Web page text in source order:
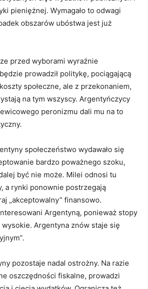
pieniężnej. Wymagało to odwagi
obszarów ubóstwa jest już
przed wyborami wyraźnie
prowadził politykę, pociągającą
społeczne, ale z przekonaniem,
na tym wszyscy. Argentyńczycy
peronizmu dali mu na to
społeczeństwo wydawało się
bardzo poważnego szoku,
być nie może. Milei odnosi tu
a rynki ponownie postrzegają
„akceptowalny” finansowo.
Argentyną, ponieważ stopy
Argentyna znów staje się
pozostaje nadal ostrożny. Na razie
oszczędności fiskalne, prowadzi